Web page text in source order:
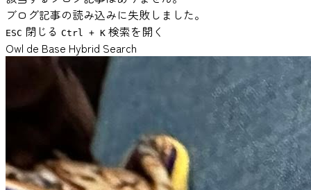
ブログ記事の読み込みに失敗しました。
ESC 閉じる Ctrl + K 検索を開く
Owl de Base Hybrid Search